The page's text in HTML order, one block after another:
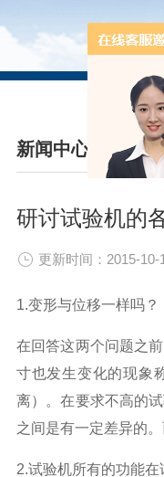
新闻中心
/ NEWS CENTER
研讨试验机的
更新时间：2015-
1.变形与位移一样吗？
在回答这两个问题之
寸也发生变化的现象
离）。在要求不高的
之间是有一定差异的
2.试验机所有的功能在